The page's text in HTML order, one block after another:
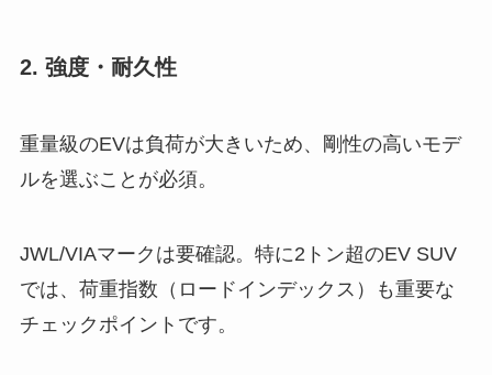
2. 強度・耐久性
重量級のEVは負荷が大きいため、剛性の高いモデ
ルを選ぶことが必須。
JWL/VIAマークは要確認。特に2トン超のEV SUV
では、荷重指数（ロードインデックス）も重要な
チェックポイントです。